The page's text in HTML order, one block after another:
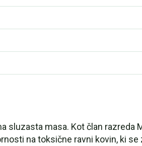
sluzasta masa. Kot član razreda
na toksične ravni kovin, ki se